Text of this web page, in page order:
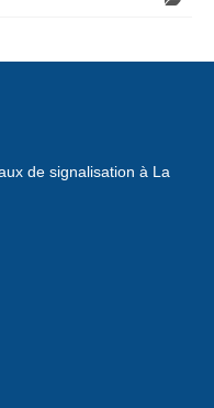
de signalisation à La